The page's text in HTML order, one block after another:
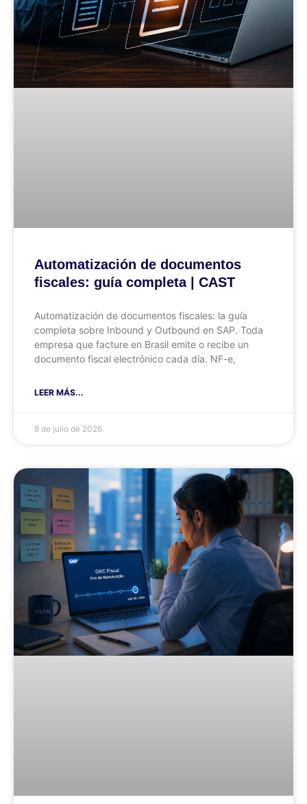
Automatización de documentos
fiscales: guía completa | CAST
Automatización de documentos fiscales: la guía
completa sobre Inbound y Outbound en SAP. Toda
empresa que facture en Brasil emite o recibe un
documento fiscal electrónico cada día. NF-e,
LEER MÁS...
8 de julio de 2026